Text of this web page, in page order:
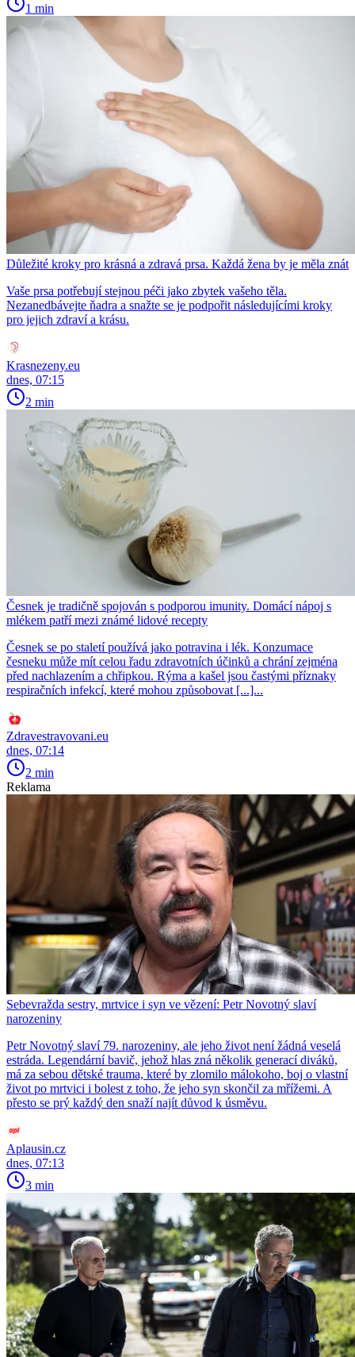
1 min
Důležité kroky pro krásná a zdravá prsa. Každá žena by je měla znát
Vaše prsa potřebují stejnou péči jako zbytek vašeho těla.
Nezanedbávejte ňadra a snažte se je podpořit následujícími kroky
pro jejich zdraví a krásu.
Krasnezeny.eu
dnes, 07:15
2 min
Česnek je tradičně spojován s podporou imunity. Domácí nápoj s
mlékem patří mezi známé lidové recepty
Česnek se po staletí používá jako potravina i lék. Konzumace
česneku může mít celou řadu zdravotních účinků a chrání zejména
před nachlazením a chřipkou. Rýma a kašel jsou častými příznaky
respiračních infekcí, které mohou způsobovat [...]...
Zdravestravovani.eu
dnes, 07:14
2 min
Reklama
Sebevražda sestry, mrtvice i syn ve vězení: Petr Novotný slaví
narozeniny
Petr Novotný slaví 79. narozeniny, ale jeho život není žádná veselá
estráda. Legendární bavič, jehož hlas zná několik generací diváků,
má za sebou dětské trauma, které by zlomilo málokoho, boj o vlastní
život po mrtvici i bolest z toho, že jeho syn skončil za mřížemi. A
přesto se prý každý den snaží najít důvod k úsměvu.
Aplausin.cz
dnes, 07:13
3 min